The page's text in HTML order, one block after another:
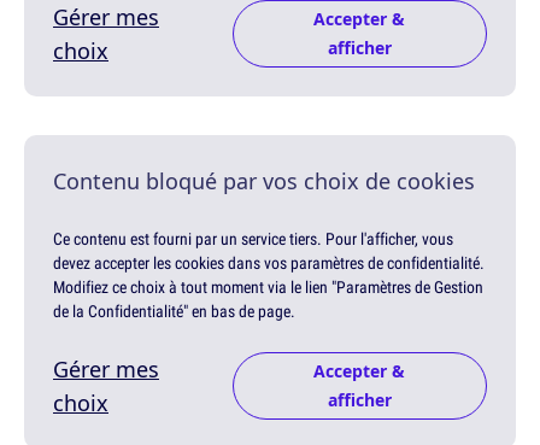
Gérer mes
choix
Accepter &
afficher
Contenu bloqué par vos choix de cookies
Ce contenu est fourni par un service tiers. Pour l'afficher, vous
devez accepter les cookies dans vos paramètres de confidentialité.
Modifiez ce choix à tout moment via le lien "Paramètres de Gestion
de la Confidentialité" en bas de page.
Gérer mes
choix
Accepter &
afficher